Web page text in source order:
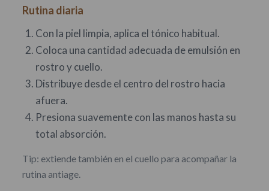
Rutina diaria
Con la piel limpia, aplica el tónico habitual.
Coloca una cantidad adecuada de emulsión en
rostro y cuello.
Distribuye desde el centro del rostro hacia
afuera.
Presiona suavemente con las manos hasta su
total absorción.
Tip: extiende también en el cuello para acompañar la
rutina antiage.